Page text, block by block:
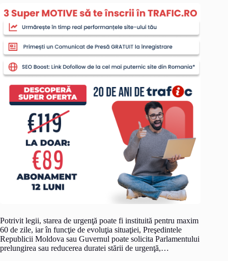
Potrivit legii, starea de urgenţă poate fi instituită pentru maxim
60 de zile, iar în funcţie de evoluţia situaţiei, Preşedintele
Republicii Moldova sau Guvernul poate solicita Parlamentului
prelungirea sau reducerea duratei stării de urgenţă,…